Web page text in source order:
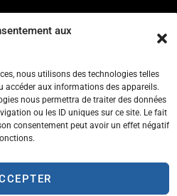
aux
nous utilisons des technologies telles
accéder aux informations des appareils.
nous permettra de traiter des données
ou les ID uniques sur ce site. Le fait
consentement peut avoir un effet négatif
de Taekwondo
Auderghem
réservés
des cookies